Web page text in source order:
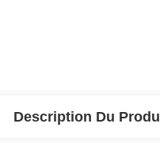
Description Du